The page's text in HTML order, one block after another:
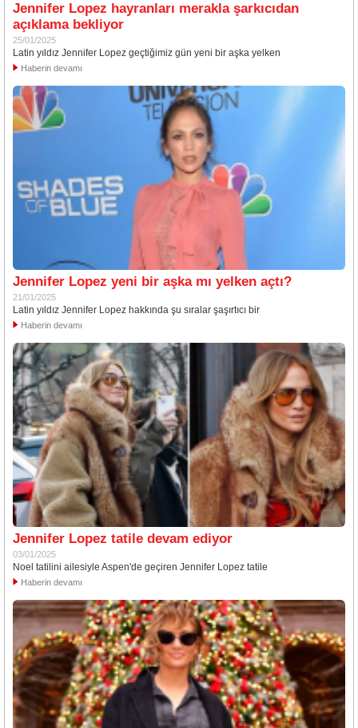
Jennifer Lopez hayranları merakla şarkıcıdan
açıklama bekliyor
25/01/2025
Latin yıldız Jennifer Lopez geçtiğimiz gün yeni bir aşka yelken
Haberin devamı
Jennifer Lopez yeni bir aşka mı yelken açtı?
21/01/2025
Latin yıldız Jennifer Lopez hakkında şu sıralar şaşırtıcı bir
Haberin devamı
Jennifer Lopez tatile devam ediyor
03/01/2025
Noel tatilini ailesiyle Aspen'de geçiren Jennifer Lopez tatile
Haberin devamı